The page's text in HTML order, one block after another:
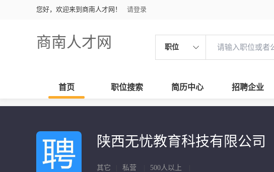
您好，欢迎来到商南人才网！ 请登录
商南人才网 职位
首页 职位搜索 简历中心 招聘企业
陕西无忧教育科技有限公司
其它 私营 500人以上